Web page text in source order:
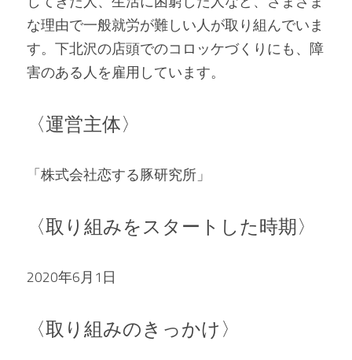
な理由で一般就労が難しい人が取り組んでいま
す。下北沢の店頭でのコロッケづくりにも、障
害のある人を雇用しています。
〈運営主体〉
「株式会社恋する豚研究所」
〈取り組みをスタートした時期〉
2020年6月1日
〈取り組みのきっかけ〉